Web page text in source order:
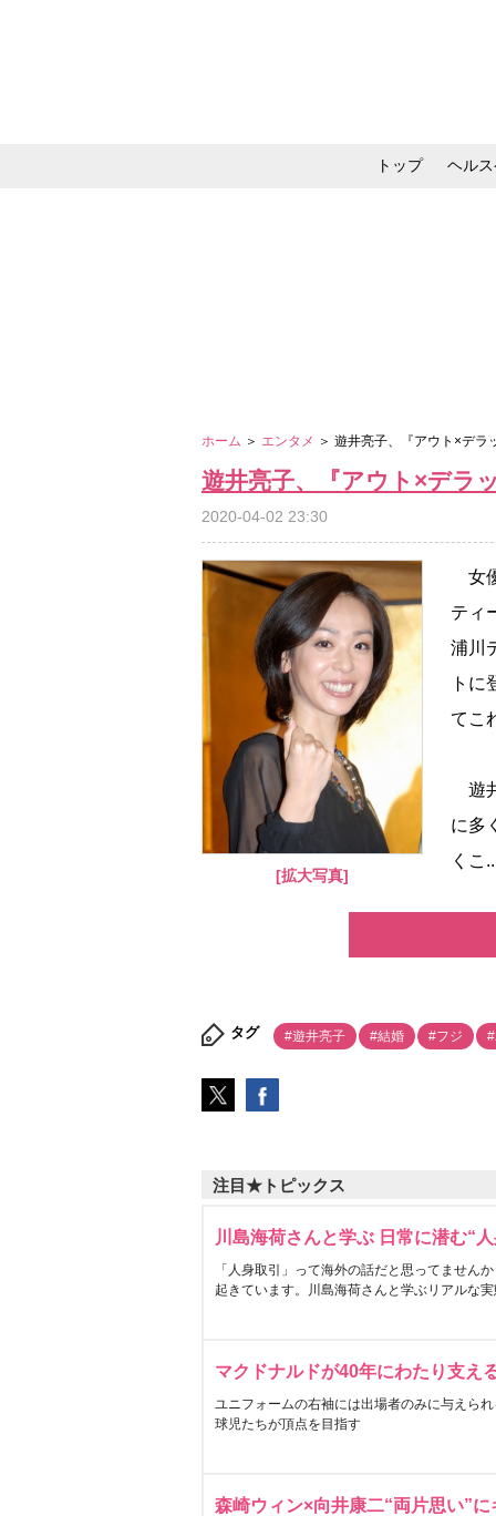
トップ ヘル
ホーム ＞ エンタメ ＞ 遊井亮子、『アウト×デ
遊井亮子、『アウト×デラ
2020-04-02 23:30
[拡大写真]
女
ティ
浦川
トに
てこ
遊
に多
くこ
タグ #遊井亮子 #結婚 #フジ
注目★トピックス
川島海荷さんと学ぶ 日常に潜む“
「人身取引」って海外の話だと思ってません
起きています。川島海荷さんと学ぶリアルな
マクドナルドが40年にわたり支え
ユニフォームの右袖には出場者のみに与えら
球児たちが頂点を目指す
森崎ウィン×向井康二“両片思い”